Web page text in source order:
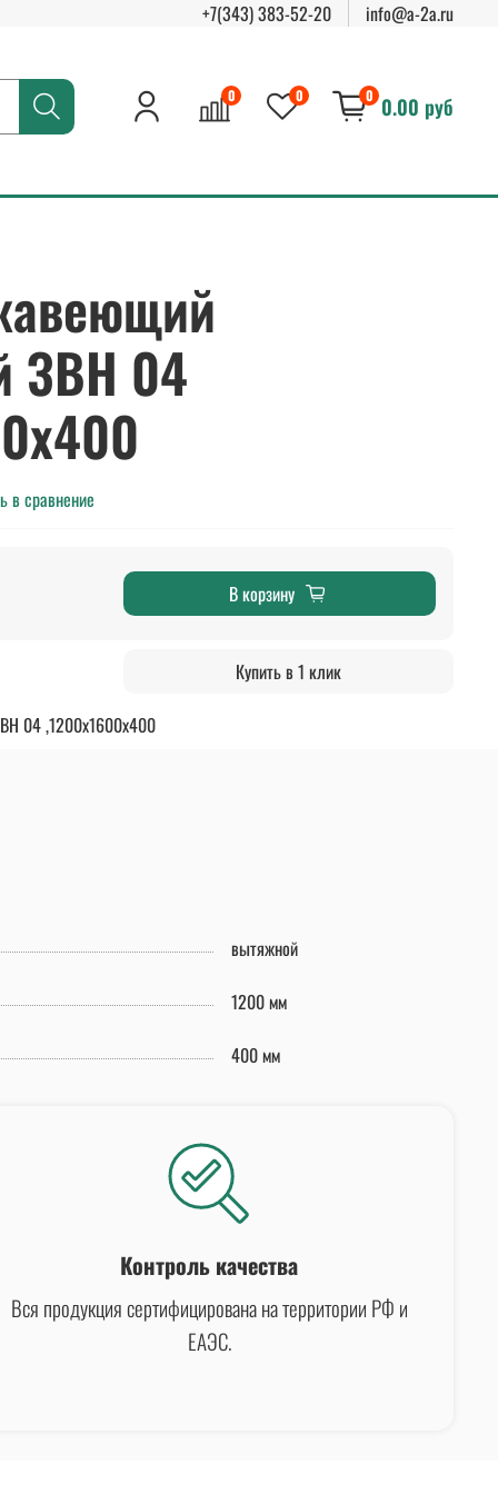
+7(343) 383-52-20 info@a-2a.ru
0 0 0 0.00 руб
ЗВН 04
в сравнение
В корзину
Купить в 1 клик
04 ,1200х1600х400
вытяжной
1200 мм
400 мм
Контроль качества
Вся продукция сертифицирована на территории РФ и
ЕАЭС.